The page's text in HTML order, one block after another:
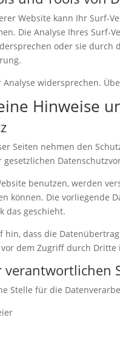
Website kann Ihr Surf-
Die Analyse Ihres Surf-
oder sie
Analyse widersprechen.
Hinweise
Seiten nehmen den
benutzen, werden
können. Die vorliegende
das geschieht.
hin, dass die
dem Zugriff durch
verantwortlichen
Stelle für die